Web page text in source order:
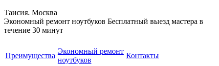
Таисия. Москва
Экономный ремонт ноутбуков Бесплатный выезд мастера в
течение 30 минут
Преимущества
Экономный ремонт
ноутбуков
Контакты